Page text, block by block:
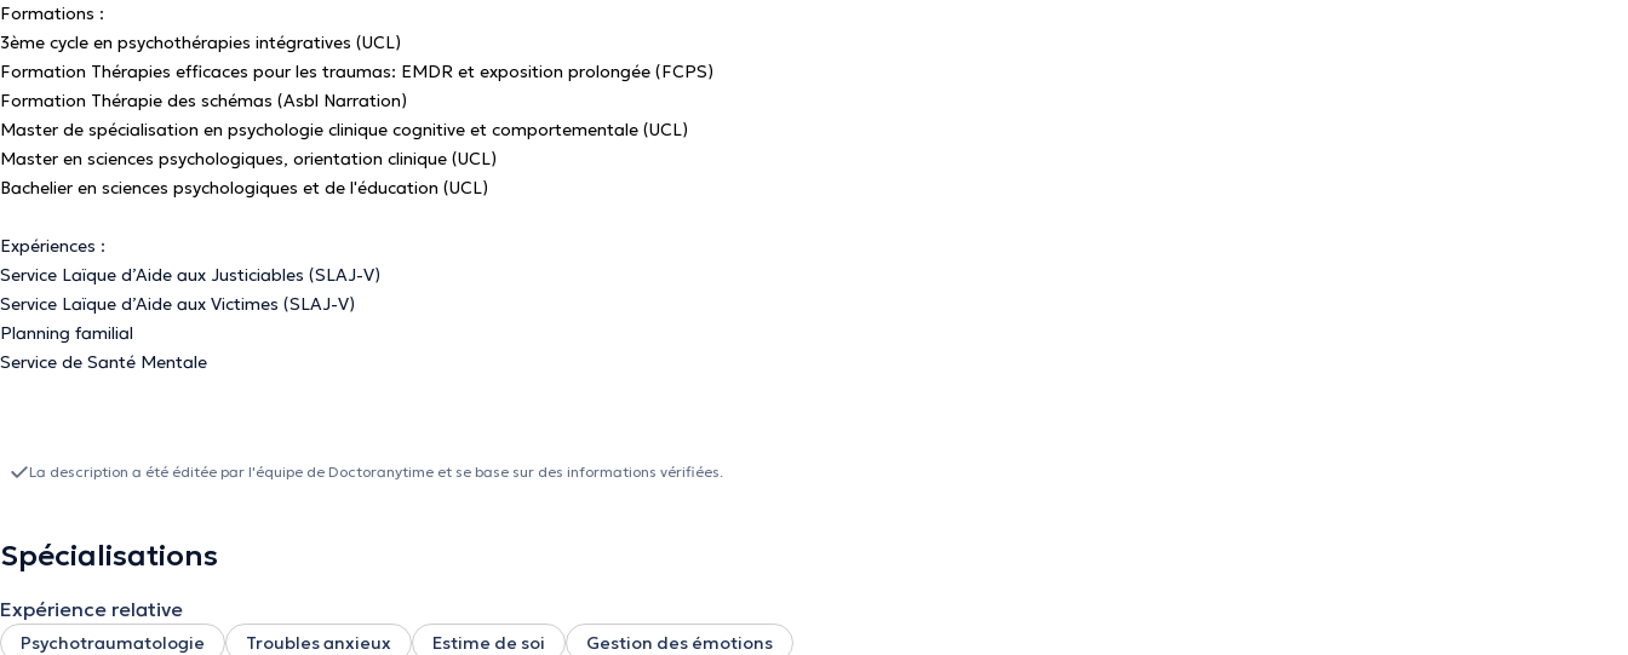
Formations :
3ème cycle en psychothérapies intégratives (UCL)
Formation Thérapies efficaces pour les traumas: EMDR et exposition prolongée (FCPS)
Formation Thérapie des schémas (Asbl Narration)
Master de spécialisation en psychologie clinique cognitive et comportementale (UCL)
Master en sciences psychologiques, orientation clinique (UCL)
Bachelier en sciences psychologiques et de l'éducation (UCL)
Expériences :
Service Laïque d’Aide aux Justiciables (SLAJ-V)
Service Laïque d’Aide aux Victimes (SLAJ-V)
Planning familial
Service de Santé Mentale
La description a été éditée par l'équipe de Doctoranytime et se base sur des informations vérifiées.
Spécialisations
Expérience relative
Psychotraumatologie Troubles anxieux Estime de soi
Gestion des émotions